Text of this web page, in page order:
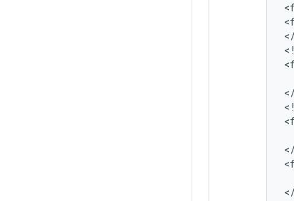
<
<
</
< !
<
</
< !
<
</
<
</